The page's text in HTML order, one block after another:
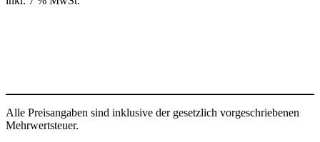
Alle Preisangaben sind inklusive der gesetzlich vorgeschriebenen
Mehrwertsteuer.